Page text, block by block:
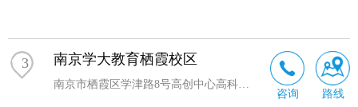
3 南京学大教育栖霞校区
南京市栖霞区学津路8号高创中心高科大厦
咨询 路线